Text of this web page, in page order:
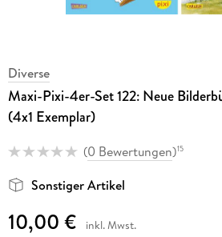
Diverse
Maxi-Pixi-4er-Set 122: Neue
(4x1 Exemplar)
(0 Bewertungen)15
Sonstiger Artikel
10,00 € inkl. Mwst.